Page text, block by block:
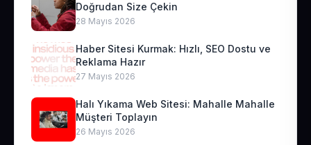
Doğrudan Size Çekin
28 Mayıs 2026
Haber Sitesi Kurmak: Hızlı, SEO Dostu ve
Reklama Hazır
27 Mayıs 2026
Halı Yıkama Web Sitesi: Mahalle Mahalle
Müşteri Toplayın
26 Mayıs 2026